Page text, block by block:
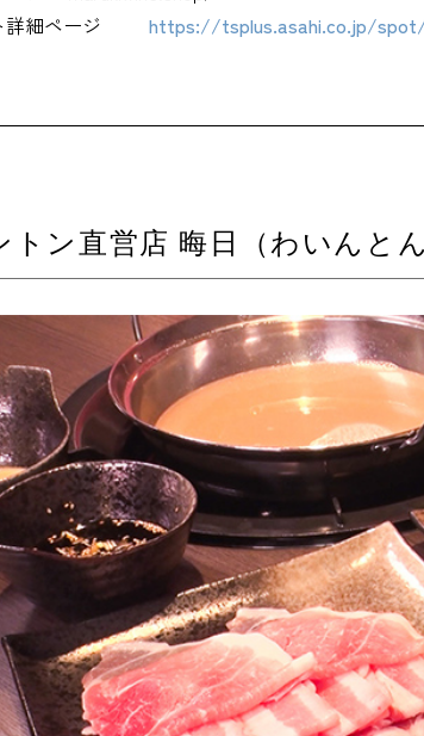
詳細ページ
https://tsplus.asahi.co.jp/spot/
トン直営店 晦日（わいんと